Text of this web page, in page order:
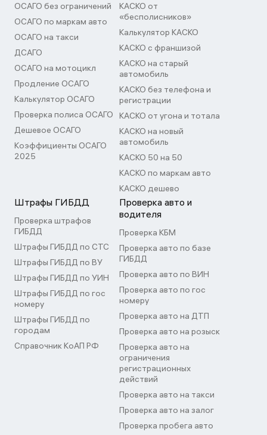
ОСАГО без ограничений
ОСАГО по маркам авто
ОСАГО на такси
ДСАГО
ОСАГО на мотоцикл
Продление ОСАГО
Калькулятор ОСАГО
Проверка полиса ОСАГО
Дешевое ОСАГО
Коэффициенты ОСАГО
2025
КАСКО от
«бесполисников»
Калькулятор КАСКО
КАСКО с франшизой
КАСКО на старый
автомобиль
КАСКО без телефона и
регистрации
КАСКО от угона и тотала
КАСКО на новый
автомобиль
КАСКО 50 на 50
КАСКО по маркам авто
КАСКО дешево
Штрафы ГИБДД
Проверка штрафов
ГИБДД
Штрафы ГИБДД по СТС
Штрафы ГИБДД по ВУ
Штрафы ГИБДД по УИН
Штрафы ГИБДД по гос
номеру
Штрафы ГИБДД по
городам
Справочник КоАП РФ
Проверка авто и
водителя
Проверка КБМ
Проверка авто по базе
ГИБДД
Проверка авто по ВИН
Проверка авто по гос
номеру
Проверка авто на ДТП
Проверка авто на розыск
Проверка авто на
ограничения
регистрационных
действий
Проверка авто на такси
Проверка авто на залог
Проверка пробега авто